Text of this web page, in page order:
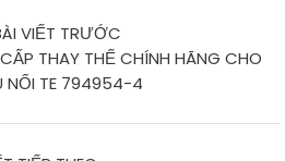
VIẾT TRƯỚC
THAY THẾ CHÍNH HÃNG CHO
NỐI TE 794954-4